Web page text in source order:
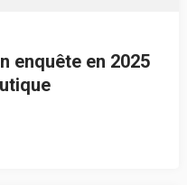
enquête en 2025